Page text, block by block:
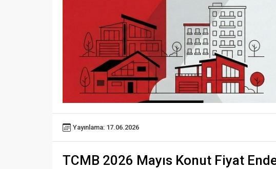
Yayınlama: 17.06.2026
TCMB 2026 Mayıs Konut Fiyat